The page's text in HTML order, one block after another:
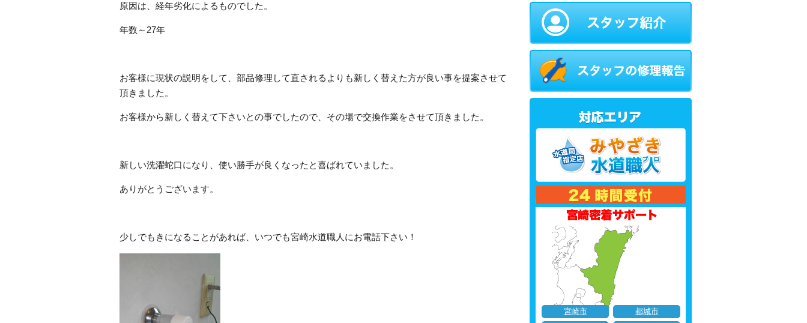
原因は、経年劣化によるものでした。
年数～27年
お客様に現状の説明をして、部品修理して直されるよりも新しく替えた方が良い事を提案させて
頂きました。
お客様から新しく替えて下さいとの事でしたので、その場で交換作業をさせて頂きました。
新しい洗濯蛇口になり、使い勝手が良くなったと喜ばれていました。
ありがとうございます。
少しでもきになることがあれば、いつでも宮崎水道職人にお電話下さい！
宮崎市
都城市